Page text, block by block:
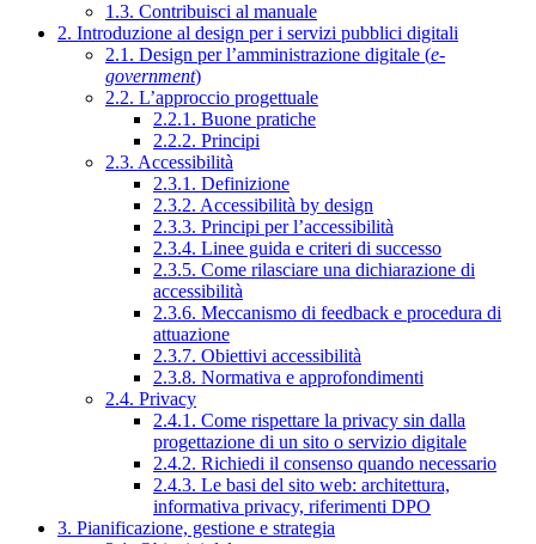
1.3. Contribuisci al manuale
2. Introduzione al design per i servizi pubblici digitali
2.1. Design per l’amministrazione digitale (e-
government)
2.2. L’approccio progettuale
2.2.1. Buone pratiche
2.2.2. Principi
2.3. Accessibilità
2.3.1. Definizione
2.3.2. Accessibilità by design
2.3.3. Principi per l’accessibilità
2.3.4. Linee guida e criteri di successo
2.3.5. Come rilasciare una dichiarazione di
accessibilità
2.3.6. Meccanismo di feedback e procedura di
attuazione
2.3.7. Obiettivi accessibilità
2.3.8. Normativa e approfondimenti
2.4. Privacy
2.4.1. Come rispettare la privacy sin dalla
progettazione di un sito o servizio digitale
2.4.2. Richiedi il consenso quando necessario
2.4.3. Le basi del sito web: architettura,
informativa privacy, riferimenti DPO
3. Pianificazione, gestione e strategia